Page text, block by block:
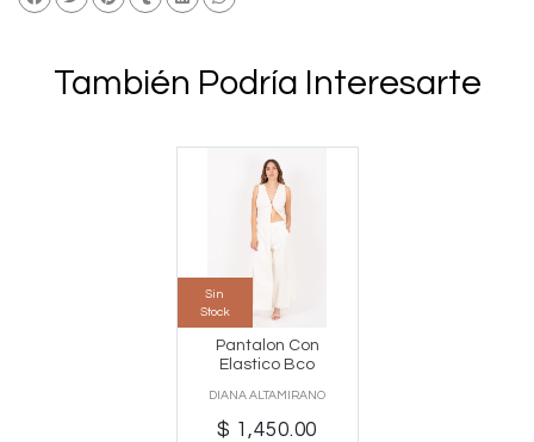
También Podría Interesarte
Sin
Stock
Pantalon Con
Elastico Bco
DIANA ALTAMIRANO
$ 1,450.00